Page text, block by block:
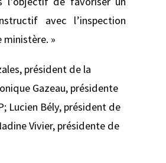
avec l’inspection
ministère. »
président de la
Gazeau, présidente
Lucien Bély, président de
Vivier, présidente de